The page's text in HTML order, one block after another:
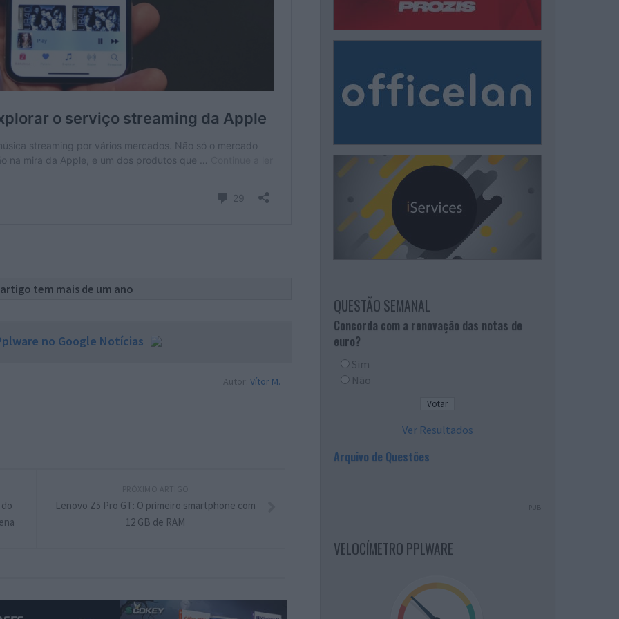
tem mais de um ano
no Google Notícias
Autor: Vítor M.
Lenovo Z5 Pro GT: O primeiro smartphone com
12 GB de RAM
QUESTÃO SEMANAL
Concorda com a renovação das notas de
euro?
Sim
Não
Ver Resultados
Arquivo de Questões
PUB
VELOCÍMETRO PPLWARE